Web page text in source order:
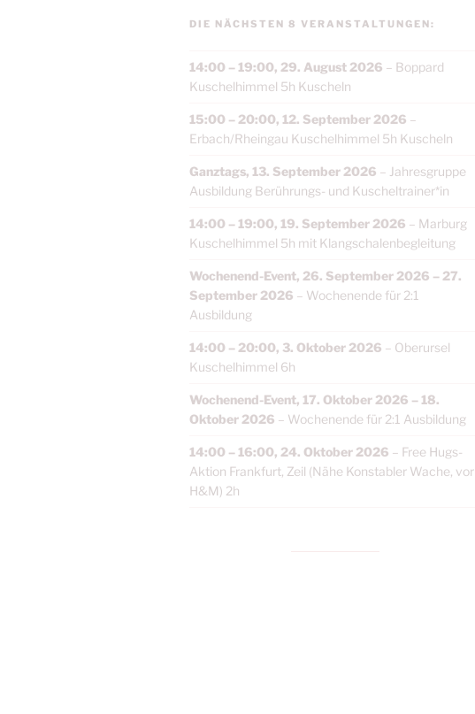
DIE NÄCHSTEN 8 VERANSTALTUNGEN:
14:00 – 19:00, 29. August 2026 – Boppard
Kuschelhimmel 5h Kuscheln
15:00 – 20:00, 12. September 2026 –
Erbach/Rheingau Kuschelhimmel 5h Kuscheln
Ganztags, 13. September 2026 – Jahresgruppe
Ausbildung Berührungs- und Kuscheltrainer*in
14:00 – 19:00, 19. September 2026 – Marburg
Kuschelhimmel 5h mit Klangschalenbegleitung
Wochenend-Event, 26. September 2026 – 27.
September 2026 – Wochenende für 2:1
Ausbildung
14:00 – 20:00, 3. Oktober 2026 – Oberursel
Kuschelhimmel 6h
Wochenend-Event, 17. Oktober 2026 – 18.
Oktober 2026 – Wochenende für 2:1 Ausbildung
14:00 – 16:00, 24. Oktober 2026 – Free Hugs-
Aktion Frankfurt, Zeil (Nähe Konstabler Wache, vor
H&M) 2h